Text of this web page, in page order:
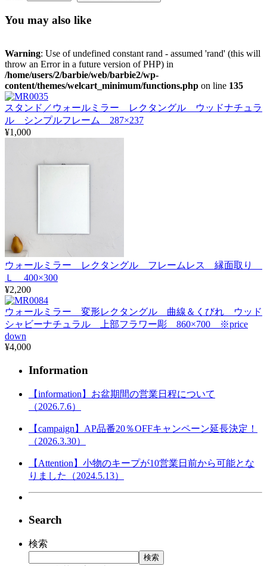
You may also like
Warning: Use of undefined constant rand - assumed 'rand' (this will
throw an Error in a future version of PHP) in
/home/users/2/barbie/web/barbie2/wp-
content/themes/welcart_minimum/functions.php on line 135
スタンド／ウォールミラー レクタングル ウッドナチュラ
ル シンプルフレーム 287×237
¥1,000
ウォールミラー レクタングル フレームレス 縁面取り
Ｌ 400×300
¥2,200
ウォールミラー 変形レクタングル 曲線＆くびれ ウッド
シャビーナチュラル 上部フラワー彫 860×700 ※price
down
¥4,000
Information
【information】お盆期間の営業日程について
（2026.7.6）
【campaign】AP品番20％OFFキャンペーン延長決定！
（2026.3.30）
【Attention】小物のキープが10営業日前から可能とな
りました（2024.5.13）
Search
検索
検索